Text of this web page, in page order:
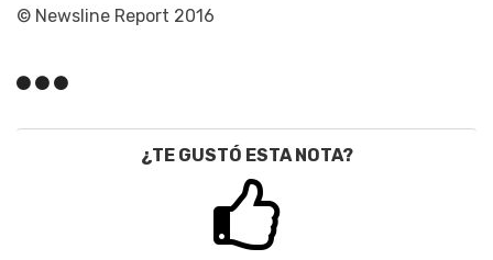
© Newsline Report 2016
¿TE GUSTÓ ESTA NOTA?